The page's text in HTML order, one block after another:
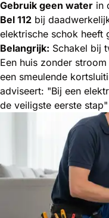
Gebruik geen water in
Bel 112 bij
elektrische schok heeft
Belangrijk: Schakel bij
Een huis zonder
een smeulende
adviseert: "Bij een
de veiligste eerste